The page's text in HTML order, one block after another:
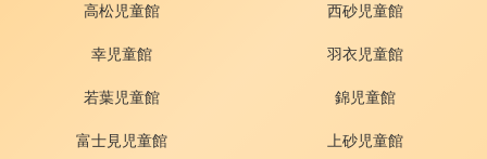
高松児童館 西砂児童館
幸児童館 羽衣児童館
若葉児童館 錦児童館
富士見児童館 上砂児童館